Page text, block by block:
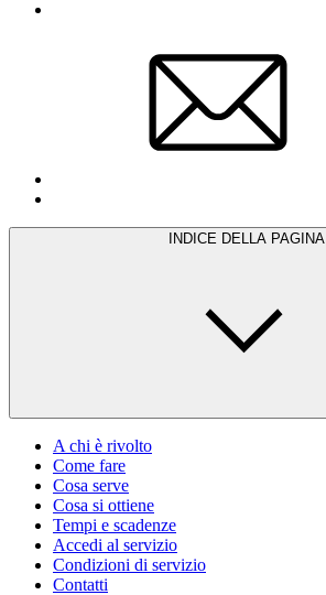
INDICE DELLA PAGINA
A chi è rivolto
Come fare
Cosa serve
Cosa si ottiene
Tempi e scadenze
Accedi al servizio
Condizioni di servizio
Contatti